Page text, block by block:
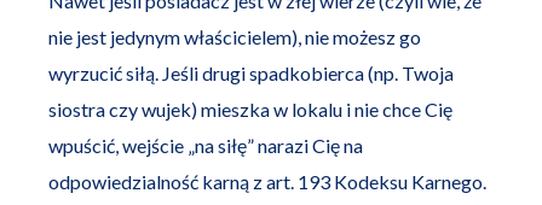
nie jest jedynym właścicielem), nie możesz go
wyrzucić siłą. Jeśli drugi spadkobierca (np. Twoja
siostra czy wujek) mieszka w lokalu i nie chce Cię
wpuścić, wejście „na siłę” narazi Cię na
odpowiedzialność karną z art. 193 Kodeksu Karnego.